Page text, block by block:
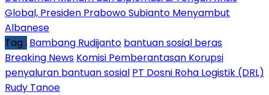
Global, Presiden Prabowo Subianto Menyambut
Albanese
Tag : Bambang Rudijanto bantuan sosial beras
Breaking News Komisi Pemberantasan Korupsi
penyaluran bantuan sosial PT Dosni Roha Logistik (DRL)
Rudy Tanoe